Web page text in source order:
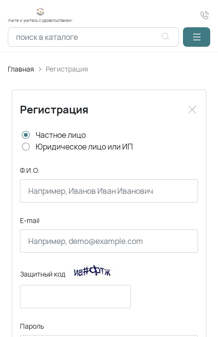
Учите и учитесь с удовольствием!
Главная Регистрация
Регистрация
Частное лицо
Юридическое лицо или ИП
Ф.И.О.
E-mail
Защитный код
Пароль